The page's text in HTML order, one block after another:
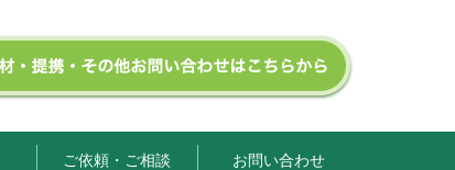
ご依頼・ご相談 お問い合わせ